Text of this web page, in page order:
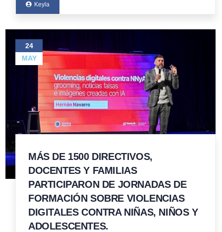
Keyla
24
MAY
MÁS DE 1500 DIRECTIVOS,
DOCENTES Y FAMILIAS
PARTICIPARON DE JORNADAS DE
FORMACIÓN SOBRE VIOLENCIAS
DIGITALES CONTRA NIÑAS, NIÑOS Y
ADOLESCENTES.